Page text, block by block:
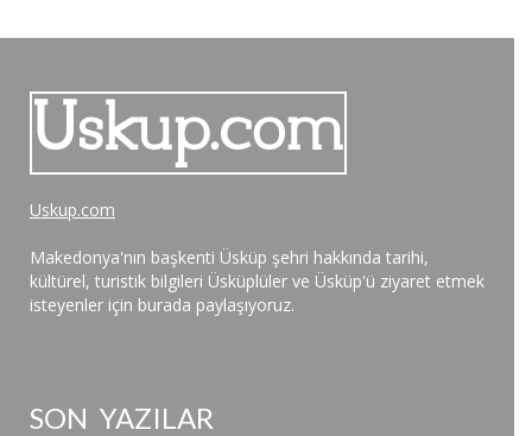
Uskup.com
Makedonya'nın başkenti Üsküp şehri hakkında tarihi,
kültürel, turistik bilgileri Üsküplüler ve Üsküp'ü ziyaret etmek
isteyenler için burada paylaşıyoruz.
SON YAZILAR